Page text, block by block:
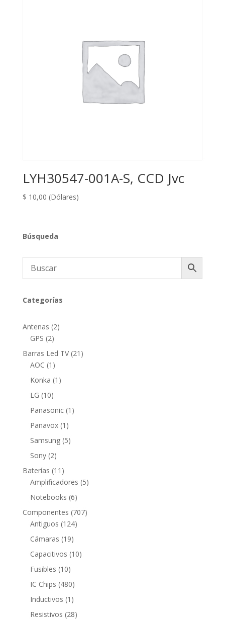
LYH30547-001A-S, CCD Jvc
$ 10,00 (Dólares)
Búsqueda
Categorías
Antenas 22
GPS 22
productos
Barras Led TV 21 21
AOC 1 1
producto
Konka 1 1
LG 1010
productos
Panasonic 1 1
Panavox 1 1
producto
Samsung 55
Sony 22
productos
Baterías 11 11
productos
Amplificadores 55
Notebooks 66
productos
Componentes 707707
Antiguos 124124
Cámaras 1919
productos
Capacitivos 1010
Fusibles 1010
productos
IC Chips 480480
productos
Inductivos 1 1
producto
Resistivos 2828